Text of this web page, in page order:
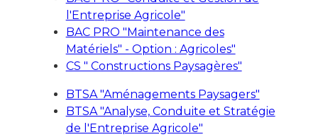
l'Entreprise Agricole"
BAC PRO "Maintenance des
Matériels" - Option : Agricoles"
CS " Constructions Paysagères"
BTSA "Aménagements Paysagers"
BTSA "Analyse, Conduite et Stratégie
de l'Entreprise Agricole"